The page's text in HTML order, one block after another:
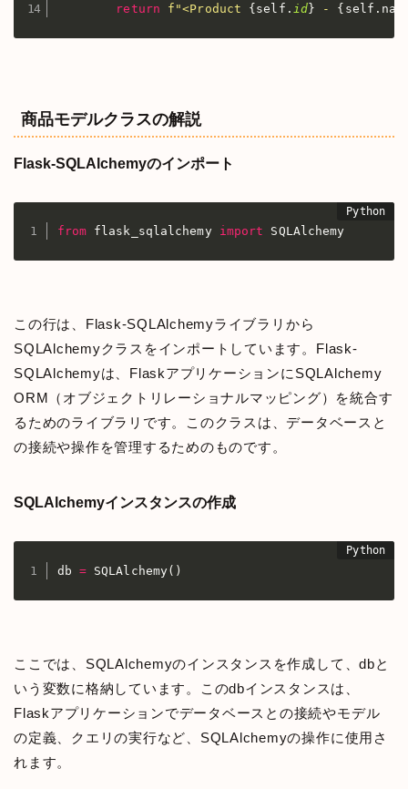
return
f"<Product { self . id} - { self .
商品モデルクラスの解説
Flask-SQLAlchemyのインポート
from flask_sqlalchemy import SQLAlchemy
この行は、Flask-SQLAlchemyライブラリから
SQLAlchemyクラスをインポートしています。Flask-
SQLAlchemyは、FlaskアプリケーションにSQLAlchemy
ORM（オブジェクトリレーショナルマッピング）を統合す
るためのライブラリです。このクラスは、データベースと
の接続や操作を管理するためのものです。
SQLAlchemyインスタンスの作成
db = SQLAlchemy( )
ここでは、SQLAlchemyのインスタンスを作成して、dbと
いう変数に格納しています。このdbインスタンスは、
Flaskアプリケーションでデータベースとの接続やモデル
の定義、クエリの実行など、SQLAlchemyの操作に使用さ
れます。